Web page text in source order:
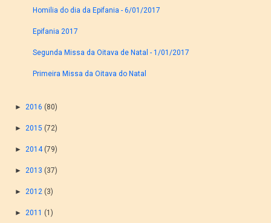
Homilia do dia da Epifania - 6/01/2017
Epifania 2017
Segunda Missa da Oitava de Natal - 1/01/2017
Primeira Missa da Oitava do Natal
► 2016 (80)
► 2015 (72)
► 2014 (79)
► 2013 (37)
► 2012 (3)
► 2011 (1)